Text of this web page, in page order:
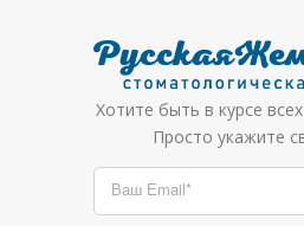
Хотите быть в курсе
Просто укажите